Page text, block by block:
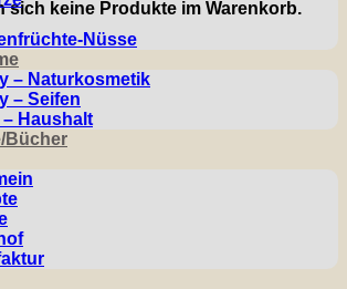
sich keine Produkte im Warenkorb.
Nüsse
– Naturkosmetik
– Seifen
– Haushalt
Bücher